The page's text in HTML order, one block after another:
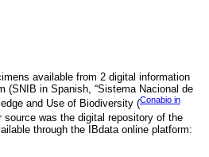
available from 2 digital information
in Spanish, “Sistema Nacional de
and Use of Biodiversity (Conabio in
source was the digital repository of the
through the IBdata online platform: